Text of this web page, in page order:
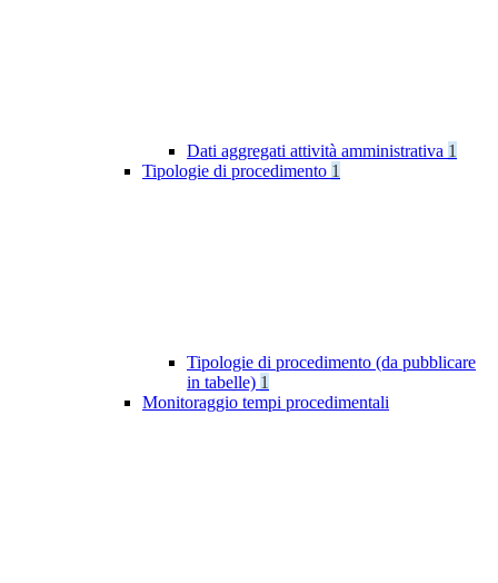
Dati aggregati attività amministrativa 1
Tipologie di procedimento 1
Tipologie di procedimento (da pubblicare
in tabelle) 1
Monitoraggio tempi procedimentali